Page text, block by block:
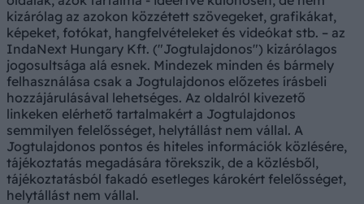
kizárólag az azokon közzétett szövegeket, grafikákat,
képeket, fotókat, hangfelvételeket és videókat stb. – az
IndaNext Hungary Kft. ("Jogtulajdonos") kizárólagos
jogosultsága alá esnek. Mindezek minden és bármely
felhasználása csak a Jogtulajdonos előzetes írásbeli
hozzájárulásával lehetséges. Az oldalról kivezető
linkeken elérhető tartalmakért a Jogtulajdonos
semmilyen felelősséget, helytállást nem vállal. A
Jogtulajdonos pontos és hiteles információk közlésére,
tájékoztatás megadására törekszik, de a közlésből,
tájékoztatásból fakadó esetleges károkért felelősséget,
helytállást nem vállal.